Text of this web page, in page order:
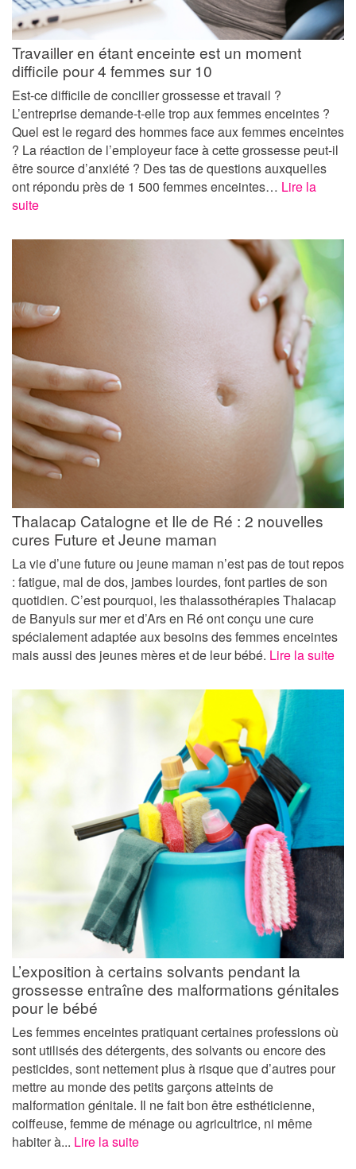
Travailler en étant enceinte est un moment
difficile pour 4 femmes sur 10
Est-ce difficile de concilier grossesse et travail ?
L’entreprise demande-t-elle trop aux femmes enceintes ?
Quel est le regard des hommes face aux femmes enceintes
? La réaction de l’employeur face à cette grossesse peut-il
être source d’anxiété ? Des tas de questions auxquelles
ont répondu près de 1 500 femmes enceintes… Lire la
suite
Thalacap Catalogne et Ile de Ré : 2 nouvelles
cures Future et Jeune maman
La vie d’une future ou jeune maman n’est pas de tout repos
: fatigue, mal de dos, jambes lourdes, font parties de son
quotidien. C’est pourquoi, les thalassothérapies Thalacap
de Banyuls sur mer et d’Ars en Ré ont conçu une cure
spécialement adaptée aux besoins des femmes enceintes
mais aussi des jeunes mères et de leur bébé. Lire la suite
L’exposition à certains solvants pendant la
grossesse entraîne des malformations génitales
pour le bébé
Les femmes enceintes pratiquant certaines professions où
sont utilisés des détergents, des solvants ou encore des
pesticides, sont nettement plus à risque que d’autres pour
mettre au monde des petits garçons atteints de
malformation génitale. Il ne fait bon être esthéticienne,
coiffeuse, femme de ménage ou agricultrice, ni même
habiter à... Lire la suite